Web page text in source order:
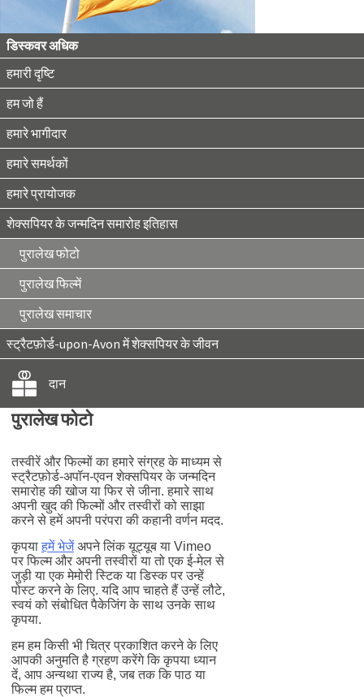
डिस्कवर अधिक
हमारी दृष्टि
हम जो हैं
हमारे भागीदार
हमारे समर्थकों
हमारे प्रायोजक
शेक्सपियर के जन्मदिन समारोह इतिहास
पुरालेख फोटो
पुरालेख फिल्में
पुरालेख समाचार
स्ट्रैटफ़ोर्ड-upon-Avon में शेक्सपियर के जीवन
दान
पुरालेख फोटो
तस्वीरें और फिल्मों का हमारे संग्रह के माध्यम से
स्ट्रैटफ़ोर्ड-अपॉन-एवन शेक्सपियर के जन्मदिन
समारोह की खोज या फिर से जीना. हमारे साथ
अपनी खुद की फिल्मों और तस्वीरों को साझा
करने से हमें अपनी परंपरा की कहानी वर्णन मदद.
कृपयाहमें भेजेंअपने लिंक यूट्यूब या Vimeo
पर फिल्म और अपनी तस्वीरों या तो एक ई-मेल से
जुड़ी या एक मेमोरी स्टिक या डिस्क पर उन्हें
पोस्ट करने के लिए. यदि आप चाहते हैं उन्हें लौटे,
स्वयं को संबोधित पैकेजिंग के साथ उनके साथ
कृपया.
हम हम किसी भी चित्र प्रकाशित करने के लिए
आपकी अनुमति है ग्रहण करेंगे कि कृपया ध्यान
दें, आप अन्यथा राज्य है, जब तक कि पाठ या
फिल्म हम प्राप्त.